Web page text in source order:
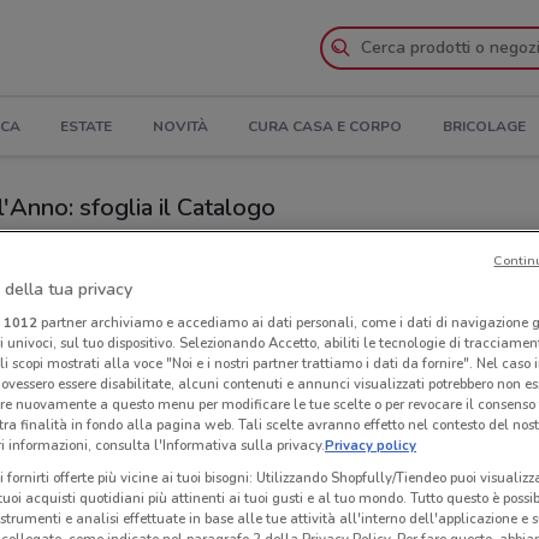
ESTATE NOVITÀ CURA CASA E CORPO BRICOLAGE
sfoglia il Catalogo
Dell'Anno
della tua privacy
1012partner archiviamo e accediamo ai dati personali, come i dati di navigazione
sul tuo dispositivo. Selezionando Accetto, abiliti le tecnologie di
scopi mostrati alla voce "Noi e i nostri partner trattiamo i dati da fornire". Nel caso
essere disabilitate, alcuni contenuti e annunci visualizzati potrebbero non
nuovamente a questo menu per modificare le tue scelte o per revocare il
finalità in fondo alla pagina web. Tali scelte avranno effetto nel contesto del
informazioni, consulta l'Informativa sulla privacy.Privacy policy
fornirti offerte più vicine ai tuoi bisogni: Utilizzando Shopfully/Tiendeo puoi
acquisti quotidiani più attinenti ai tuoi gusti e al tuo mondo. Tutto questo è
e analisi effettuate in base alle tue attività all'interno dell'applicazione e